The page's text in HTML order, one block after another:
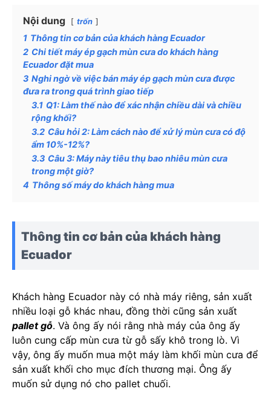
Nội dung trốn
1 Thông tin cơ bản của khách hàng Ecuador
2 Chi tiết máy ép gạch mùn cưa do khách hàng
Ecuador đặt mua
3 Nghi ngờ về việc bán máy ép gạch mùn cưa được
đưa ra trong quá trình giao tiếp
3.1 Q1: Làm thế nào để xác nhận chiều dài và chiều
rộng khối?
3.2 Câu hỏi 2: Làm cách nào để xử lý mùn cưa có độ
ẩm 10%-12%?
3.3 Câu 3: Máy này tiêu thụ bao nhiêu mùn cưa
trong một giờ?
4 Thông số máy do khách hàng mua
Thông tin cơ bản của khách hàng
Ecuador
Khách hàng Ecuador này có nhà máy riêng, sản xuất
nhiều loại gỗ khác nhau, đồng thời cũng sản xuất
pallet gỗ. Và ông ấy nói rằng nhà máy của ông ấy
luôn cung cấp mùn cưa từ gỗ sấy khô trong lò. Vì
vậy, ông ấy muốn mua một máy làm khối mùn cưa để
sản xuất khối cho mục đích thương mại. Ông ấy
muốn sử dụng nó cho pallet chuối.